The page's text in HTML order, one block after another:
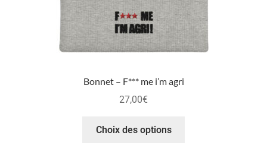
Bonnet – F*** me i’m agri
27,00€
Choix des options